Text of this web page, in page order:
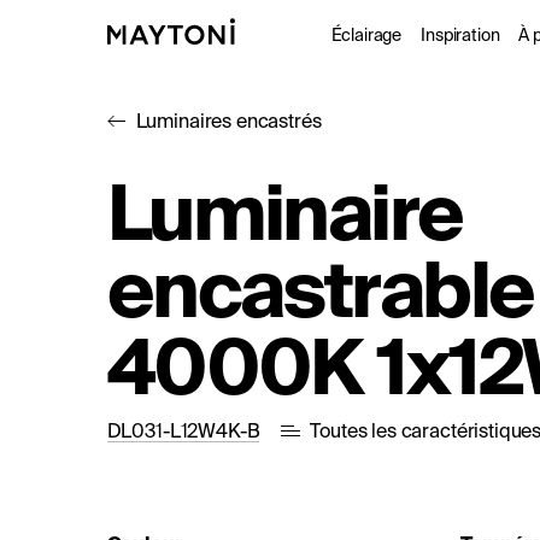
Éclairage
Extérieur
Studio
Inspiration À
Luminaires encastrés
Luminaire
4000K
DL031-L12W4K-B Toutes les caractéristiques